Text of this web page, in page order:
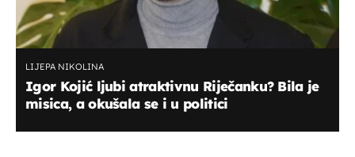
LIJEPA NIKOLINA
Igor Kojić ljubi atraktivnu Riječanku? Bila je
misica, a okušala se i u politici